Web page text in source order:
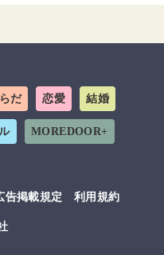
だ 恋愛 結婚
MOREDOOR+
告掲載規定
利用規約